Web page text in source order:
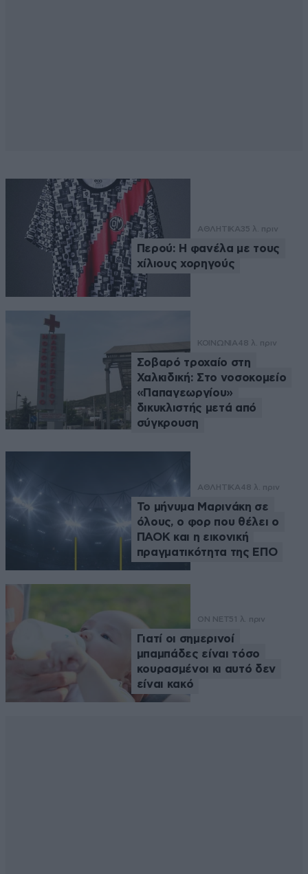
ΑΘΛΗΤΙΚΑ35 λ. πριν
Περού: Η φανέλα με τους
χίλιους χορηγούς
ΚΟΙΝΩΝΙΑ48 λ. πριν
Σοβαρό τροχαίο στη
Χαλκιδική: Στο νοσοκομείο
«Παπαγεωργίου»
δικυκλιστής μετά από
σύγκρουση
ΑΘΛΗΤΙΚΑ48 λ. πριν
Το μήνυμα Μαρινάκη σε
όλους, ο φορ που θέλει ο
ΠΑΟΚ και η εικονική
πραγματικότητα της ΕΠΟ
ON NET51 λ. πριν
Γιατί οι σημερινοί
μπαμπάδες είναι τόσο
κουρασμένοι κι αυτό δεν
είναι κακό